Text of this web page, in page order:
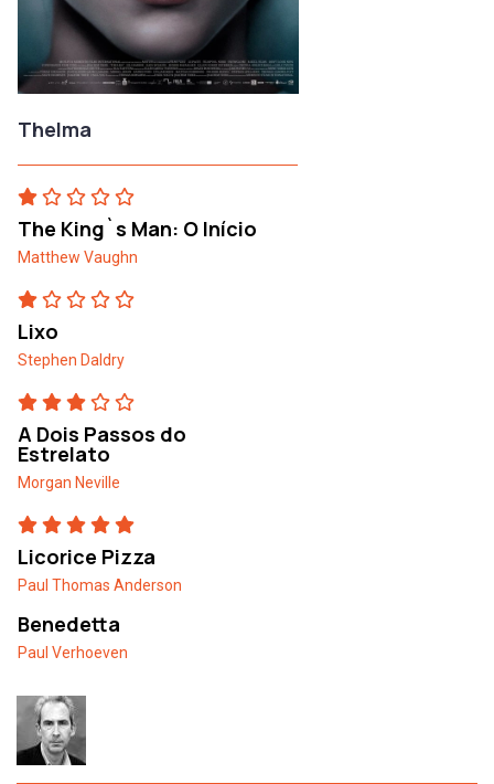
Thelma
The King`s Man: O Início
Matthew Vaughn
Lixo
Stephen Daldry
A Dois Passos do
Estrelato
Morgan Neville
Licorice Pizza
Paul Thomas Anderson
Benedetta
Paul Verhoeven